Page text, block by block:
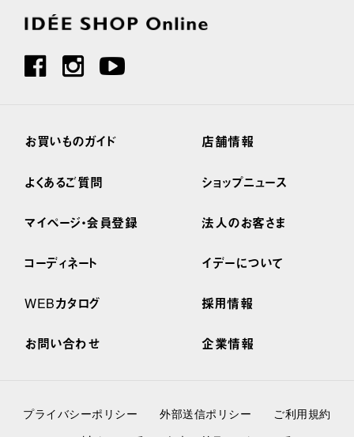
お買いものガイド
よくあるご質問
マイページ・会員登録
コーディネート
WEBカタログ
お問い合わせ
店舗情報
ショップニュース
法人のお客さま
イデーについて
採用情報
企業情報
プライバシーポリシー 外部送信ポリシー
ご利用規約